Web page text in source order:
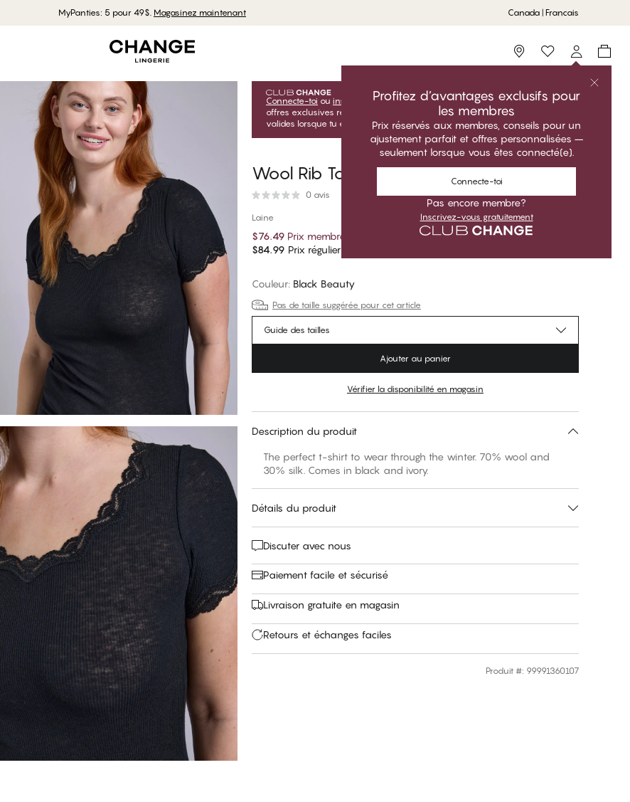
MyPanties: 5 pour 49$. Magasinez maintenant Canada | Francais
Storefinder
Profitez d’avantages exclusifs pour
les membres
Prix réservés aux membres, conseils pour un
ajustement parfait et offres personnalisées –
seulement lorsque vous êtes connecté(e).
Connecte-toi
Pas encore membre?
Inscrivez-vous gratuitement
Connecte-toi ou inscris-toi
inscris-toi gratuitement pour profiter de tes
offres exclusives réservées aux membres! Les prix Club sont uniquement
valides lorsque tu es connecté(e).
Wool Rib Top
0 avis
Laine
$76.49 Prix membre
$84.99 Prix régulier
Couleur: Black Beauty
Pas de taille suggérée pour cet article
Guide des tailles
Ajouter au panier
Vérifier la disponibilité en magasin
Description du produit
The perfect t-shirt to wear through the winter. 70% wool and
30% silk. Comes in black and ivory.
Détails du produit
Discuter avec nous
Paiement facile et sécurisé
Livraison gratuite en magasin
Retours et échanges faciles
Produit #: 99991360107